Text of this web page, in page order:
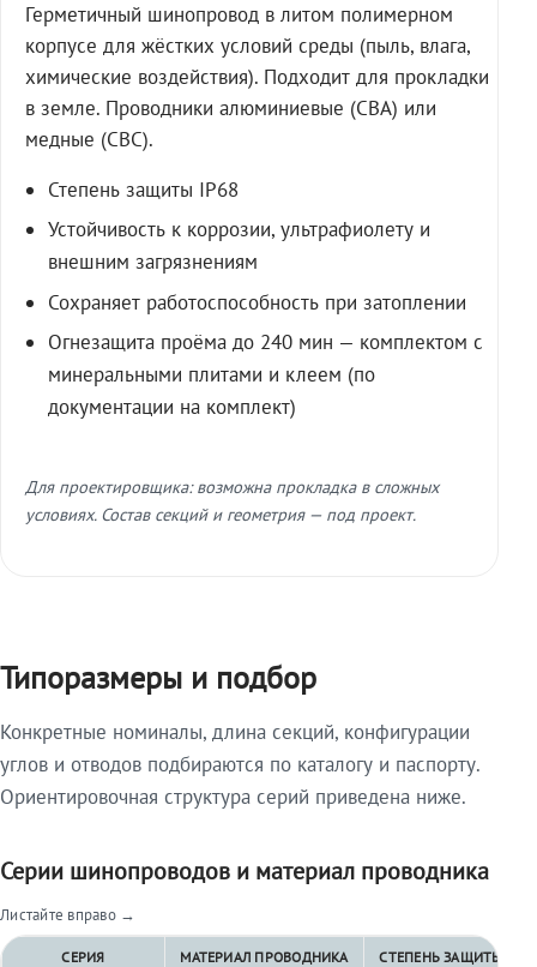
Герметичный шинопровод в литом полимерном
корпусе для жёстких условий среды (пыль, влага,
химические воздействия). Подходит для прокладки
в земле. Проводники алюминиевые (СВА) или
медные (СВС).
Степень защиты IP68
Устойчивость к коррозии, ультрафиолету и
внешним загрязнениям
Сохраняет работоспособность при затоплении
Огнезащита проёма до 240 мин — комплектом с
минеральными плитами и клеем (по
документации на комплект)
Для проектировщика: возможна прокладка в сложных
условиях. Состав секций и геометрия — под проект.
Типоразмеры и подбор
Конкретные номиналы, длина секций, конфигурации
углов и отводов подбираются по каталогу и паспорту.
Ориентировочная структура серий приведена ниже.
Серии шинопроводов и материал проводника
Листайте вправо →
СЕРИЯ МАТЕРИАЛ ПРОВОДНИКА СТЕПЕНЬ ЗАЩИТЫ